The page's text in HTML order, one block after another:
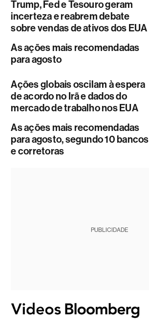
Trump, Fed e Tesouro geram
incerteza e reabrem debate
sobre vendas de ativos dos EUA
As ações mais recomendadas
para agosto
Ações globais oscilam à espera
de acordo no Irã e dados do
mercado de trabalho nos EUA
As ações mais recomendadas
para agosto, segundo 10 bancos
e corretoras
PUBLICIDADE